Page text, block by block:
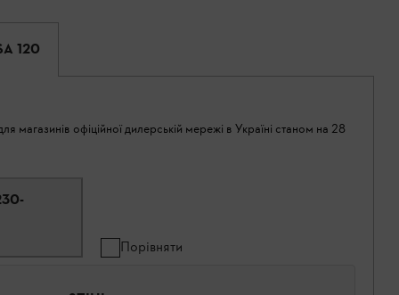
120
магазинів офіційної дилерській мережі в Україні станом на 28
Порівняти